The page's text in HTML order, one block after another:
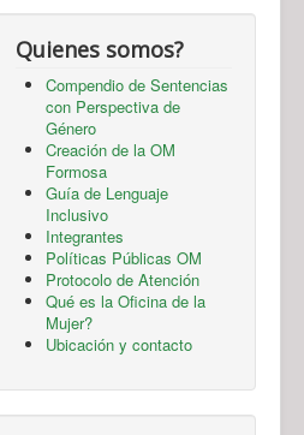
Quienes somos?
Compendio de Sentencias
con Perspectiva de
Género
Creación de la OM
Formosa
Guía de Lenguaje
Inclusivo
Integrantes
Políticas Públicas OM
Protocolo de Atención
Qué es la Oficina de la
Mujer?
Ubicación y contacto